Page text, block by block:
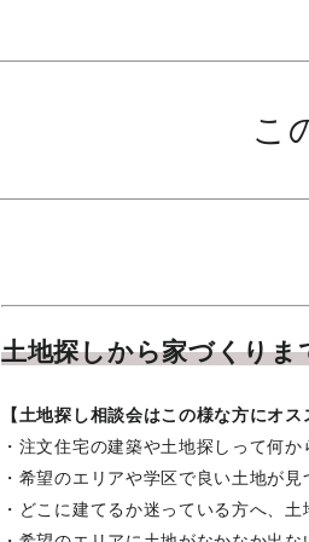
こ
土地探しから家づくり
【土地探し相談会はこの様な方にオス
・注文住宅の建築や土地探しって何
・希望のエリアや学区で良い土地が見
・どこに建てるか迷っている方へ、